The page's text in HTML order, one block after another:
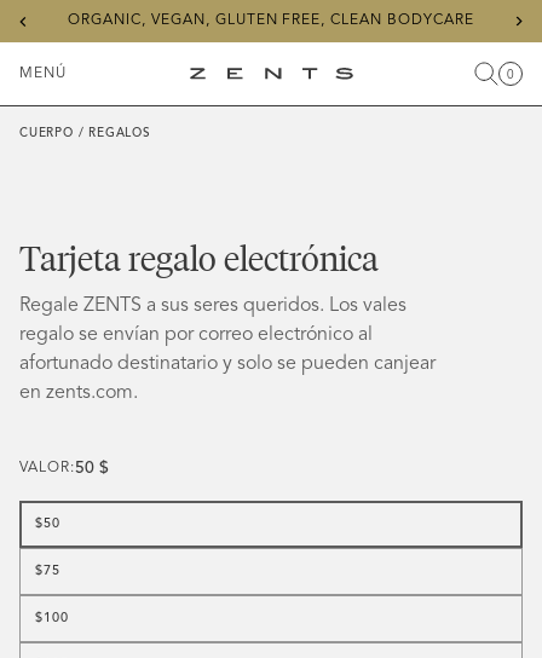
ORGANIC, VEGAN, GLUTEN FREE, CLEAN BODYCARE
Previous
slide
MENÚ
menú
ZENTS Buscar
0
CUERPO / REGALOS
Tarjeta regalo electrónica
Regale ZENTS a sus seres queridos. Los vales
regalo se envían por correo electrónico al
afortunado destinatario y solo se pueden canjear
en zents.com.
VALOR:50 $
$50
$75
$100